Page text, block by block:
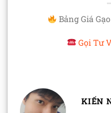
Bảng Giá
Gọi Tư
KIẾN